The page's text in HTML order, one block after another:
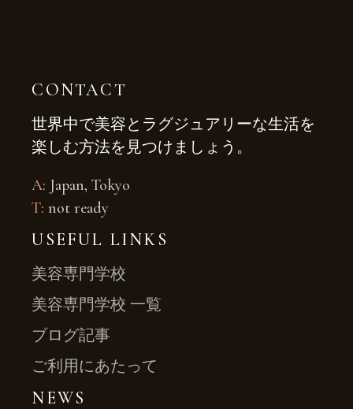
CONTACT
世界中で美容とラグジュアリーな生活を
楽しむ方法を見つけましょう。
A: Japan, Tokyo
T: not ready
USEFUL LINKS
美容専門学校
美容専門学校 一覧
ブログ記事
ご利用にあたって
NEWS